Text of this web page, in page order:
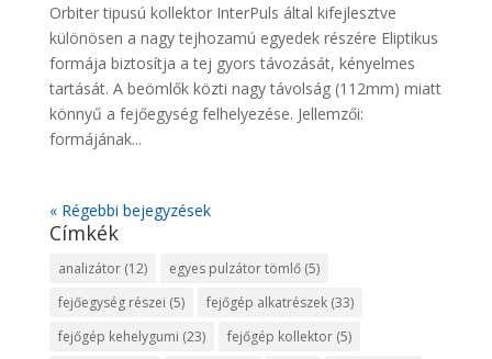
Orbiter tipusú kollektor InterPuls által kifejlesztve
különösen a nagy tejhozamú egyedek részére Eliptikus
formája biztosítja a tej gyors távozását, kényelmes
tartását. A beömlők közti nagy távolság (112mm) miatt
könnyű a fejőegység felhelyezése. Jellemzői:
formájának...
« Régebbi bejegyzések
Címkék
analizátor(12) egyes pulzátor tömlő(5)
fejőegység részei (5) fejőgép alkatrészek(33)
fejőgép kehelygumi (23) fejőgép kollektor(5)